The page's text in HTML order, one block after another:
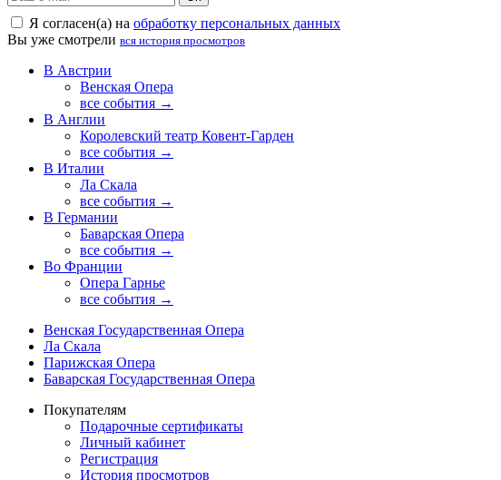
Я согласен(а) на обработку персональных данных
Вы уже смотрели вся история просмотров
В Австрии
Венская Опера
все события →
В Англии
Королевский театр Ковент-Гарден
все события →
В Италии
Ла Скала
все события →
В Германии
Баварская Опера
все события →
Во Франции
Опера Гарнье
все события →
Венская Государственная Опера
Ла Скала
Парижская Опера
Баварская Государственная Опера
Покупателям
Подарочные сертификаты
Личный кабинет
Регистрация
История просмотров